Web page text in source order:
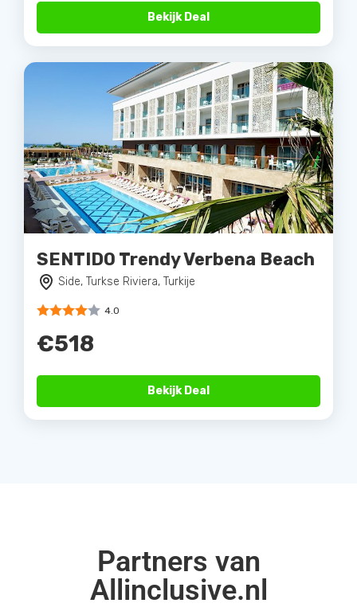
Bekijk Deal
SENTIDO Trendy Verbena Beach
Side, Turkse Riviera, Turkije
4.0
€518
Bekijk Deal
Partners van
Allinclusive.nl